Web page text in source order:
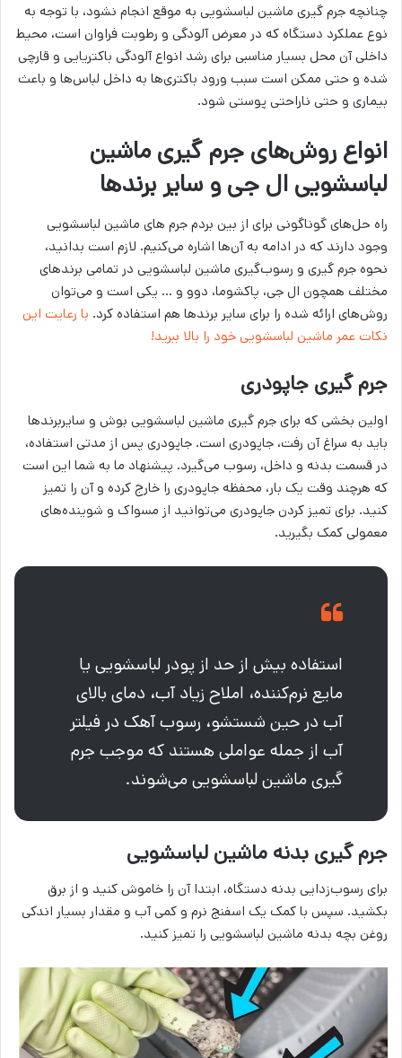
چنانچه جرم گیری ماشین لباسشویی به موقع انجام نشود، با توجه به
نوع عملکرد دستگاه که در معرض آلودگی و رطوبت فراوان است، محیط
داخلی آن محل بسیار مناسبی برای رشد انواع آلودگی باکتریایی و قارچی
شده و حتی ممکن است سبب ورود باکتری‌ها به داخل لباس‌ها و باعث
بیماری و حتی ناراحتی پوستی شود.
انواع روش‌های جرم گیری ماشین
لباسشویی ال جی و سایر برندها
راه حل‌های گوناگونی برای از بین بردم جرم های ماشین لباسشویی
وجود دارند که در ادامه به آن‌ها اشاره می‌کنیم. لازم است بدانید،
نحوه جرم گیری و رسوب‌گیری ماشین لباسشویی در تمامی برندهای
مختلف همچون ال جی، پاکشوما، دوو و … یکی است و می‌توان
روش‌های ارائه شده را برای سایر برندها هم استفاده کرد. با رعایت این
نکات عمر ماشین لباسشویی خود را بالا ببرید!
جرم گیری جاپودری
اولین بخشی که برای جرم گیری ماشین لباسشویی بوش و سایربرندها
باید به سراغ آن رفت، جاپودری است. جاپودری پس از مدتی استفاده،
در قسمت بدنه و داخل، رسوب می‌گیرد. پیشنهاد ما به شما این است
که هرچند وقت یک بار، محفظه جاپودری را خارج کرده و آن را تمیز
کنید. برای تمیز کردن جاپودری می‌توانید از مسواک و شوینده‌های
معمولی کمک بگیرید.
استفاده بیش از حد از پودر لباسشویی یا
مایع نرم‌کننده، املاح زیاد آب، دمای بالای
آب در حین شستشو، رسوب آهک در فیلتر
آب از جمله عواملی هستند که موجب جرم
گیری ماشین لباسشویی می‌شوند.
جرم گیری بدنه ماشین لباسشویی
برای رسوب‌زدایی بدنه دستگاه، ابتدا آن را خاموش کنید و از برق
بکشید. سپس با کمک یک اسفنج نرم و کمی آب و مقدار بسیار اندکی
روغن بچه بدنه ماشین لباسشویی را تمیز کنید.